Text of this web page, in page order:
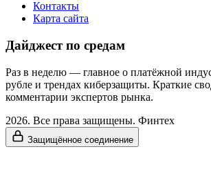
Контакты
Карта сайта
Дайджест по средам
Раз в неделю — главное о платёжной
рубле и трендах киберзащиты. Краткие
комментарии экспертов рынка.
2026. Все права защищены. Финтех
Защищённое соединение